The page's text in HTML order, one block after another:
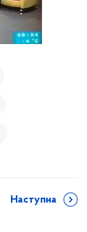
Наступна